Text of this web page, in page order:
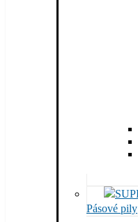
Pásové pily